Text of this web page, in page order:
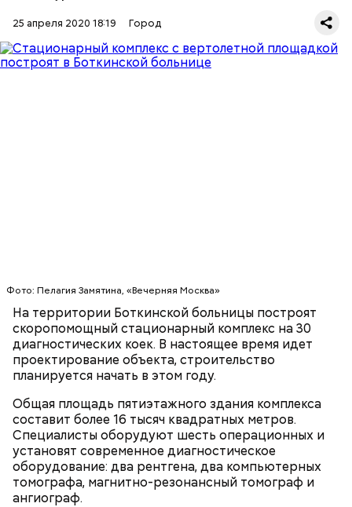
25 апреля 2020 18:19 Город
Фото: Пелагия Замятина, «Вечерняя Москва»
На территории Боткинской больницы построят
скоропомощный стационарный комплекс на 30
диагностических коек. В настоящее время идет
проектирование объекта, строительство
планируется начать в этом году.
Общая площадь пятиэтажного здания комплекса
составит более 16 тысяч квадратных метров.
Специалисты оборудуют шесть операционных и
установят современное диагностическое
оборудование: два рентгена, два компьютерных
томографа, магнитно-резонансный томограф и
ангиограф.